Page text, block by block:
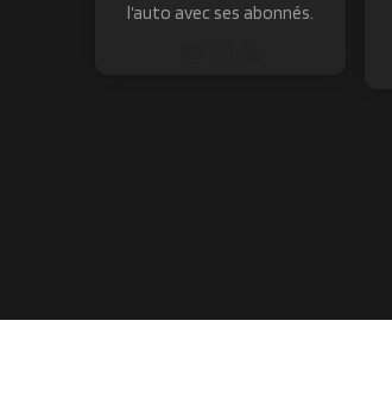
l’auto avec ses abonnés.